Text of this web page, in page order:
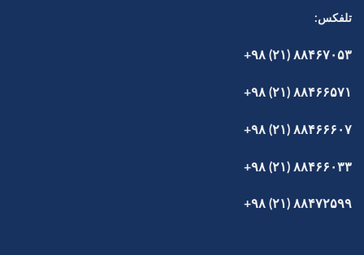
تلفکس:
۸۸۴۶۷۰۵۳ (۲۱) ۹۸+
۸۸۴۶۶۵۷۱ (۲۱) ۹۸+
۸۸۴۶۶۶۰۷ (۲۱) ۹۸+
۸۸۴۶۶۰۳۳ (۲۱) ۹۸+
۸۸۴۷۲۵۹۹ (۲۱) ۹۸+